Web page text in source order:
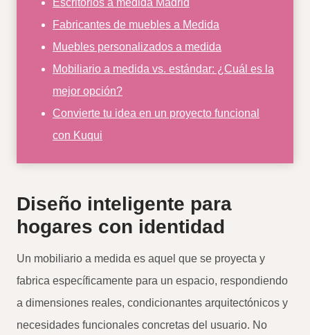
Escritorios a medida Madrid
Fabricantes de muebles a Medida
Muebles personalizados a medida
Mobiliario a medida vs. estándar: ¿Cuál es la
mejor opción?
Convierte tu idea en un proyecto funcional
con Kuqui
Diseño inteligente para
hogares con identidad
Un mobiliario a medida es aquel que se proyecta y
fabrica específicamente para un espacio, respondiendo
a dimensiones reales, condicionantes arquitectónicos y
necesidades funcionales concretas del usuario. No